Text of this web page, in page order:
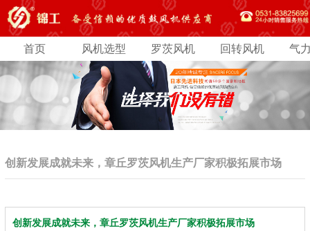
首页 风机选型 罗茨风机 回转风机 气
创新发展成就未来，章丘罗茨风机生产厂家积极拓展市场
创新发展成就未来，章丘罗茨风机生产厂家积极拓展市场